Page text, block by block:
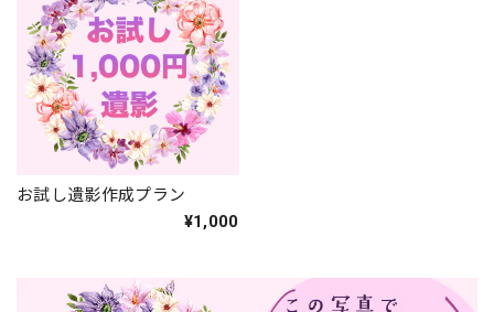
お試し遺影作成プラン
¥1,000